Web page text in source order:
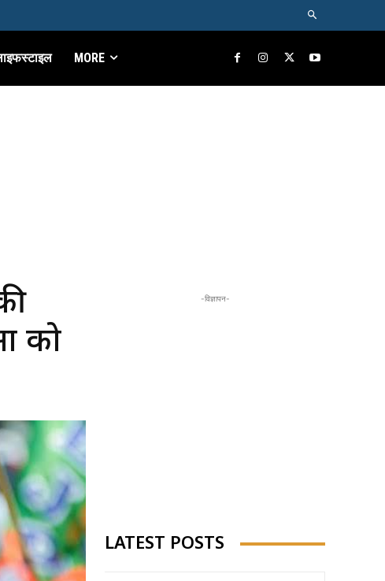
MORE
को
-विज्ञापन-
LATEST POSTS